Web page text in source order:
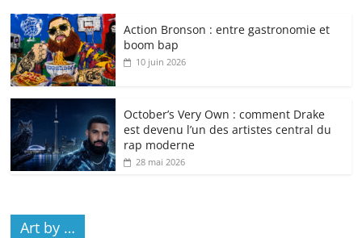
Action Bronson : entre gastronomie et
boom bap
10 juin 2026
October’s Very Own : comment Drake
est devenu l’un des artistes central du
rap moderne
28 mai 2026
Art by …